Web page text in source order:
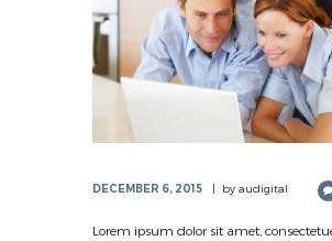
DECEMBER 6, 2015 by audigital
Lorem ipsum dolor sit amet,